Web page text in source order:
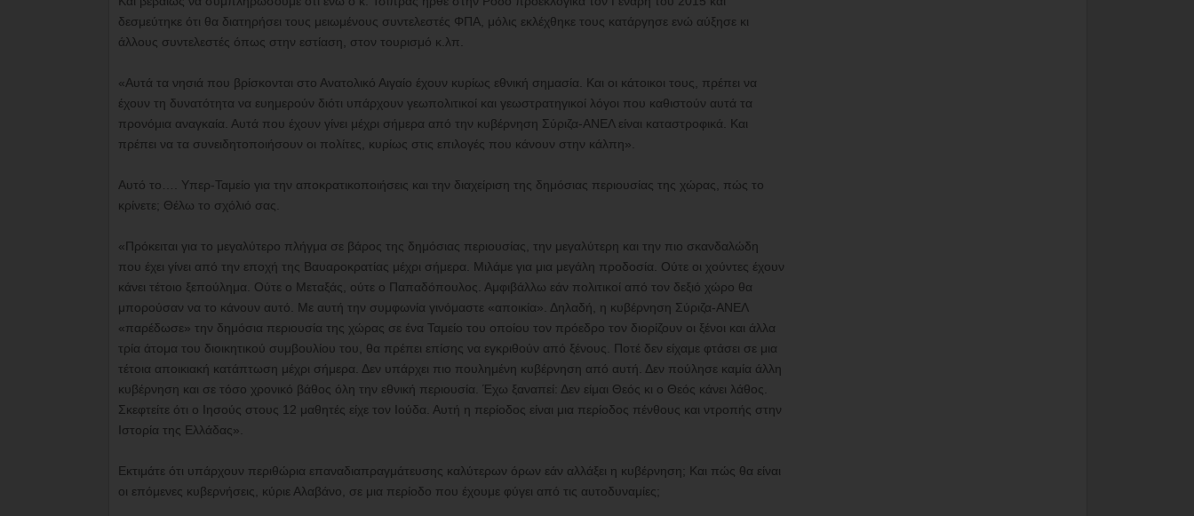
δεσμεύτηκε ότι θα διατηρήσει τους μειωμένους συντελεστές ΦΠΑ, μόλις εκλέχθηκε τους κατάργησε ενώ αύξησε κι
άλλους συντελεστές όπως στην εστίαση, στον τουρισμό κ.λπ.
«Αυτά τα νησιά που βρίσκονται στο Ανατολικό Αιγαίο έχουν κυρίως εθνική σημασία. Και οι κάτοικοι τους, πρέπει να
έχουν τη δυνατότητα να ευημερούν διότι υπάρχουν γεωπολιτικοί και γεωστρατηγικοί λόγοι που καθιστούν αυτά τα
προνόμια αναγκαία. Αυτά που έχουν γίνει μέχρι σήμερα από την κυβέρνηση Σύριζα-ΑΝΕΛ είναι καταστροφικά. Και
πρέπει να τα συνειδητοποιήσουν οι πολίτες, κυρίως στις επιλογές που κάνουν στην κάλπη».
Αυτό το…. Υπερ-Ταμείο για την αποκρατικοποιήσεις και την διαχείριση της δημόσιας περιουσίας της χώρας, πώς το
κρίνετε; Θέλω το σχόλιό σας.
«Πρόκειται για το μεγαλύτερο πλήγμα σε βάρος της δημόσιας περιουσίας, την μεγαλύτερη και την πιο σκανδαλώδη
που έχει γίνει από την εποχή της Βαυαροκρατίας μέχρι σήμερα. Μιλάμε για μια μεγάλη προδοσία. Ούτε οι χούντες έχουν
κάνει τέτοιο ξεπούλημα. Ούτε ο Μεταξάς, ούτε ο Παπαδόπουλος. Αμφιβάλλω εάν πολιτικοί από τον δεξιό χώρο θα
μπορούσαν να το κάνουν αυτό. Με αυτή την συμφωνία γινόμαστε «αποικία». Δηλαδή, η κυβέρνηση Σύριζα-ΑΝΕΛ
«παρέδωσε» την δημόσια περιουσία της χώρας σε ένα Ταμείο του οποίου τον πρόεδρο τον διορίζουν οι ξένοι και άλλα
τρία άτομα του διοικητικού συμβουλίου του, θα πρέπει επίσης να εγκριθούν από ξένους. Ποτέ δεν είχαμε φτάσει σε μια
τέτοια αποικιακή κατάπτωση μέχρι σήμερα. Δεν υπάρχει πιο πουλημένη κυβέρνηση από αυτή. Δεν πούλησε καμία άλλη
κυβέρνηση και σε τόσο χρονικό βάθος όλη την εθνική περιουσία. Έχω ξαναπεί: Δεν είμαι Θεός κι ο Θεός κάνει λάθος.
Σκεφτείτε ότι ο Ιησούς στους 12 μαθητές είχε τον Ιούδα. Αυτή η περίοδος είναι μια περίοδος πένθους και ντροπής στην
Ιστορία της Ελλάδας».
Εκτιμάτε ότι υπάρχουν περιθώρια επαναδιαπραγμάτευσης καλύτερων όρων εάν αλλάξει η κυβέρνηση; Και πώς θα είναι
οι επόμενες κυβερνήσεις, κύριε Αλαβάνο, σε μια περίοδο που έχουμε φύγει από τις αυτοδυναμίες;